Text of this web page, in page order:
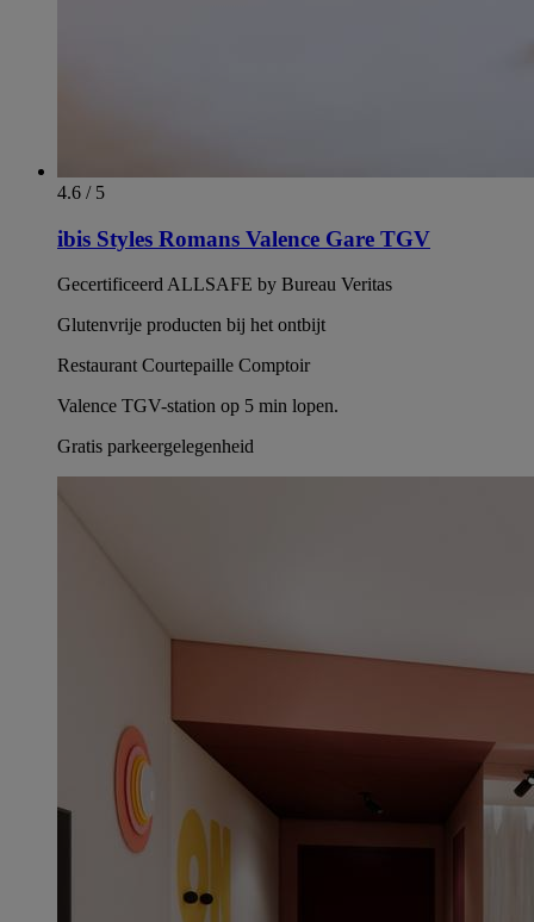
4.6 / 5
ibis Styles Romans Valence Gare TGV
Gecertificeerd ALLSAFE by Bureau Veritas
Glutenvrije producten bij het ontbijt
Restaurant Courtepaille Comptoir
Valence TGV-station op 5 min lopen.
Gratis parkeergelegenheid